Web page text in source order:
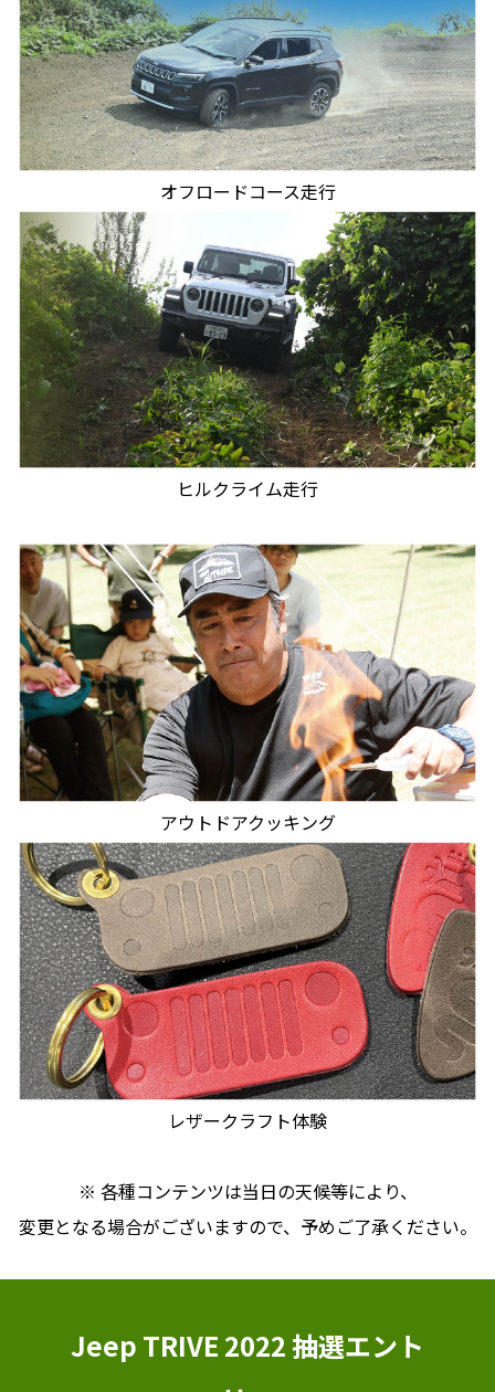
オフロードコース走行
ヒルクライム走行
アウトドアクッキング
レザークラフト体験
※ 各種コンテンツは当日の天候等により、
変更となる場合がございますので、予めご了承ください。
Jeep TRIVE 2022 抽選エント